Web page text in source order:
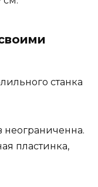
станка
неограниченна.
пластинка,